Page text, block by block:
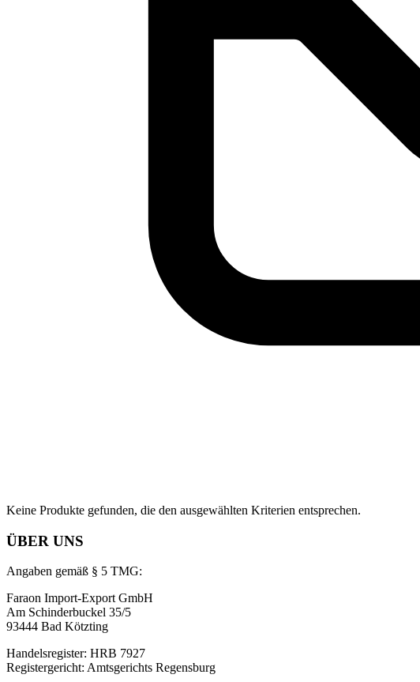
Keine Produkte gefunden, die den ausgewählten Kriterien entsprechen.
ÜBER UNS
Angaben gemäß § 5 TMG:
Faraon Import-Export GmbH
Am Schinderbuckel 35/5
93444 Bad Kötzting
Handelsregister: HRB 7927
Registergericht: Amtsgerichts Regensburg